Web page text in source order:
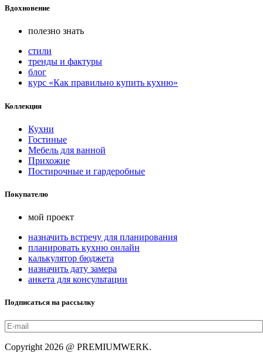
Вдохновение
полезно знать
стили
тренды и фактуры
блог
курс «Как правильно купить кухню»
Коллекция
Кухни
Гостиные
Мебель для ванной
Прихожие
Постирочные и гардеробные
Покупателю
мой проект
назначить встречу для планирования
планировать кухню онлайн
калькулятор бюджета
назначить дату замера
анкета для консультации
Подписаться на рассылку
Copyright 2026 @ PREMIUMWERK.